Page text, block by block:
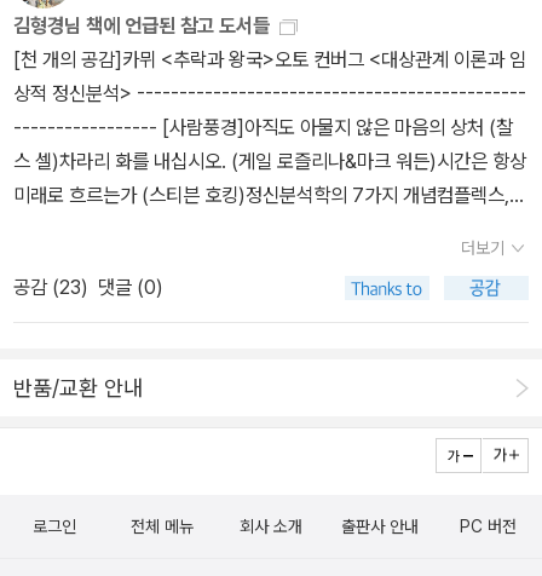
준다는 점에서 매우 뛰어난 책이다. 이 책을 관통하는 저자의 가장 근
본적인 견해이자 설명의 전제는 '인생은 고통스럽다'는 점이다. 그렇
다면 우리는 어떻게 인생을 행복하게 영위할 수 있는가. 저자의 답은
고통을 회피하지 말고 받아들이라는 것이다. 무척 단순해 보이는 답
이기는 하지만 저자는 우리가 얼마나 정신질환적으로 고통을 회피하
려고 하는지, 그리고 그에 따른 폐해가 얼마나 심각하고 무서운 일인
코 허술하거나 무성의한 것은 아니다. 저자는 고통을 받아들이고 이
겨내는 과정에서 정신적 성장을 이룰 수 있다고 단언한다. 이러할 수
있는 힘은 바로 '사랑'이다. 저자는 사랑을 '상대방의 자아 확장을 바
있는 저자의 사랑에 대한 정의는 지금까지의 그 어떤 설명보다 완벽
는 이와 아울러 마지막 장에서 심리학과 종교의 만남을 꾀하고 있다.
에서 발생한 학문 체계가 어느 정도 인간 이해에 도움을 준다 하더라
김형경님 책에 언급된 참고 도서들
[천 개의 공감]카뮈 <추락과 왕국>오토 컨버그 <대상관계 이론과 임
상적 정신분석> ----------------------------------------------
----------------- [사람풍경]아직도 아물지 않은 마음의 상처 (찰
스 셀)차라리 화를 내십시오. (게일 로즐리나&마크 워든)시간은 항상
미래로 흐르는가 (스티븐 호킹)정신분석학의 7가지 개념컴플렉스,
더보기
공감 (23) 댓글 (0)
반품/교환 안내
로그인 전체 메뉴 회사 소개 출판사 안내 PC 버전